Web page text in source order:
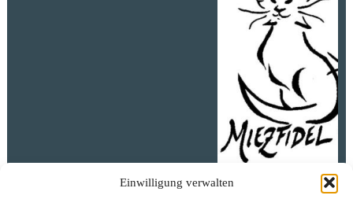
Einwilligung verwalten